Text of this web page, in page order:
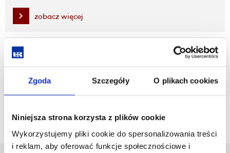
Zgoda Szczegóły O plikach cookies
Niniejsza strona korzysta z plików cookie
Wykorzystujemy pliki cookie do spersonalizowania treści
i reklam, aby oferować funkcje społecznościowe i
zobacz więcej
III rok
zobacz więcej